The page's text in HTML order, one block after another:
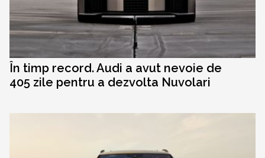
În timp record. Audi a avut nevoie de
405 zile pentru a dezvolta Nuvolari